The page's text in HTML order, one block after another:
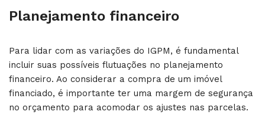
Planejamento financeiro
Para lidar com as variações do IGPM, é fundamental
incluir suas possíveis flutuações no planejamento
financeiro. Ao considerar a compra de um imóvel
financiado, é importante ter uma margem de segurança
no orçamento para acomodar os ajustes nas parcelas.